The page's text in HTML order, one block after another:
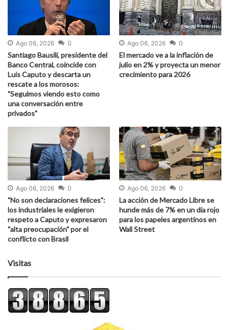
Ago 06, 2026 0
Santiago Bausili, presidente del
Banco Central, coincide con
Luis Caputo y descarta un
rescate a los morosos:
"Seguimos viendo esto como
una conversación entre
privados"
Ago 06, 2026 0
El mercado ve a la inflación de
julio en 2% y proyecta un menor
crecimiento para 2026
Ago 06, 2026 0
"No son declaraciones felices":
los industriales le exigieron
respeto a Caputo y expresaron
"alta preocupación" por el
conflicto con Brasil
Ago 06, 2026 0
La acción de Mercado Libre se
hunde más de 7% en un día rojo
para los papeles argentinos en
Wall Street
Visitas